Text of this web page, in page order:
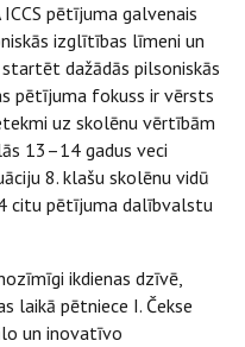
pētījuma galvenais
izglītības līmeni un
dažādās pilsoniskās
pētījuma fokuss ir vērsts
uz skolēnu vērtībām
13–14 gadus veci
8. klašu skolēnu vidū
citu pētījuma dalībvalstu
ikdienas dzīvē,
laikā pētniece I. Čekse
un inovatīvo